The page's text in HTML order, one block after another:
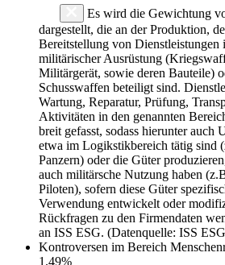
Es wird die Gewichtung
dargestellt, die an der Produktion,
Bereitstellung von Dienstleistungen
militärischer Ausrüstung
Militärgerät, sowie deren Bauteile)
Schusswaffen beteiligt sind.
Wartung, Reparatur, Prüfung,
Aktivitäten in den genannten
breit gefasst, sodass hierunter auch
etwa im Logikstikbereich tätig sind
Panzern) oder die Güter
auch militärsche Nutzung haben
Piloten), sofern diese Güter
Verwendung entwickelt oder
Rückfragen zu den Firmendaten
an ISS ESG. (Datenquelle: ISS
Kontroversen im Bereich
1.49%